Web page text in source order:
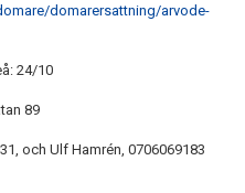
domarersattning/arvode-
24/10
89
och Ulf Hamrén, 0706069183